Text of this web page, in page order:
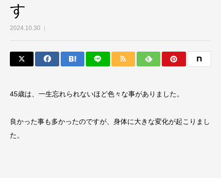
す
2024.10.30
45歳は、一生忘れられないほど色々な事がありました。
良かった事も多かったのですが、身体に大きな変化が起こりまし
た。